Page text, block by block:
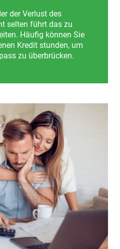
der Verlust des
selten führt das zu
Häufig können Sie
Kredit stunden, um
zu überbrücken.